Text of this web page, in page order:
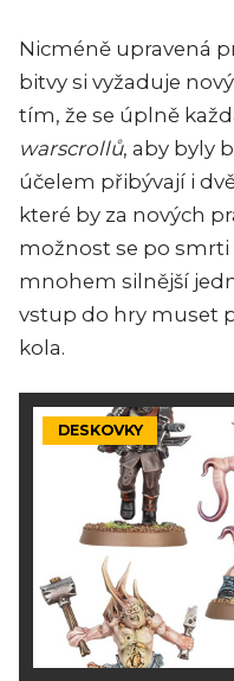
Nicméně upravená
bitvy si vyžaduje
tím, že se úplně
warscrollů, aby byly
účelem přibývají i
které by za nových
možnost se po
mnohem silnější
vstup do hry muset
kola.
DESKOVKY